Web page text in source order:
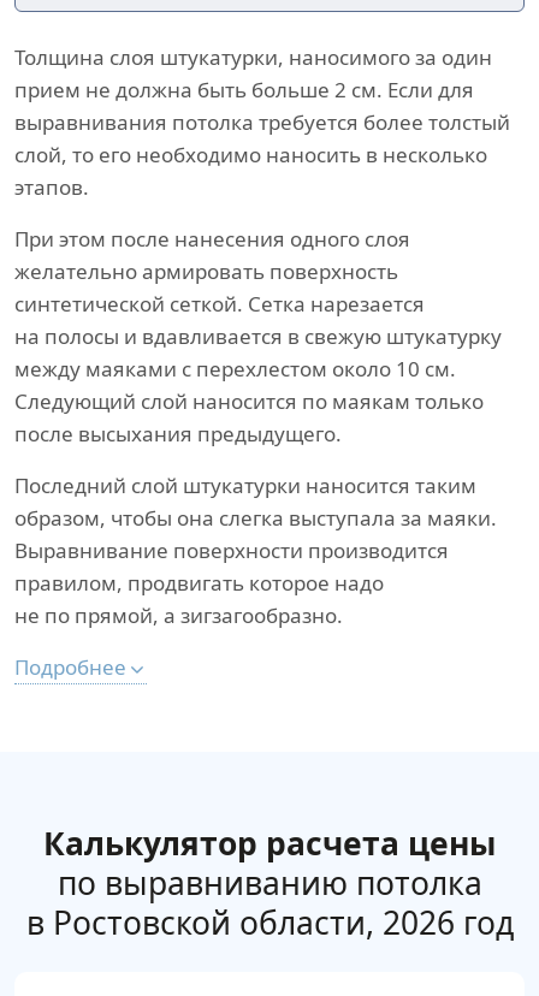
Толщина слоя штукатурки, наносимого за один
прием не должна быть больше 2 см. Если для
выравнивания потолка требуется более толстый
слой, то его необходимо наносить в несколько
этапов.
При этом после нанесения одного слоя
желательно армировать поверхность
синтетической сеткой. Сетка нарезается
на полосы и вдавливается в свежую штукатурку
между маяками с перехлестом около 10 см.
Следующий слой наносится по маякам только
после высыхания предыдущего.
Последний слой штукатурки наносится таким
образом, чтобы она слегка выступала за маяки.
Выравнивание поверхности производится
правилом, продвигать которое надо
не по прямой, а зигзагообразно.
Подробнее
Калькулятор расчета цены
по выравниванию потолка
в Ростовской области, 2026 год